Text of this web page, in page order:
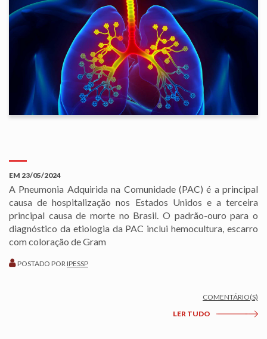
EM 23/05/2024
A Pneumonia Adquirida na Comunidade (PAC) é a principal
causa de hospitalização nos Estados Unidos e a terceira
principal causa de morte no Brasil. O padrão-ouro para o
diagnóstico da etiologia da PAC inclui hemocultura, escarro
com coloração de Gram
POSTADO PORIPESSP
COMENTÁRIO(S)
LER TUDO